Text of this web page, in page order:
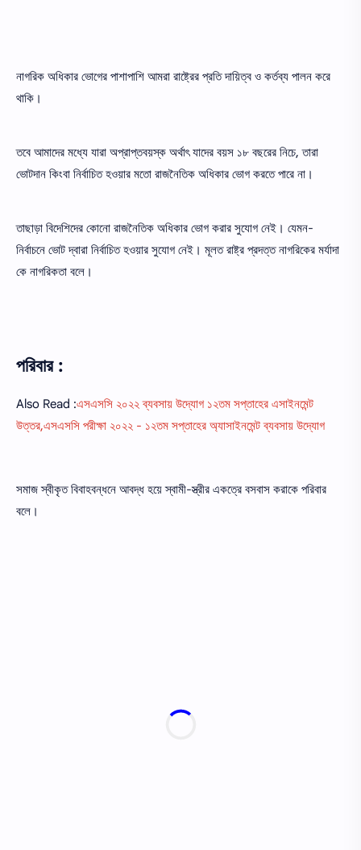
নাগরিক অধিকার ভোগের পাশাপাশি আমরা রাষ্ট্রের প্রতি দায়িত্ব ও কর্তব্য পালন করে
থাকি।
তবে আমাদের মধ্যে যারা অপ্রাপ্তবয়স্ক অর্থাৎ যাদের বয়স ১৮ বছরের নিচে, তারা
ভোটদান কিংবা নির্বাচিত হওয়ার মতো রাজনৈতিক অধিকার ভোগ করতে পারে না।
তাছাড়া বিদেশিদের কোনো রাজনৈতিক অধিকার ভোগ করার সুযোগ নেই। যেমন-
নির্বাচনে ভোট দ্বারা নির্বাচিত হওয়ার সুযোগ নেই। মূলত রাষ্ট্র প্রদত্ত নাগরিকের মর্যাদা
কে নাগরিকতা বলে।
পরিবার :
Also Read :এসএসসি ২০২২ ব্যবসায় উদ্যোগ ১২তম সপ্তাহের এসাইনমেন্ট
উত্তর,এসএসসি পরীক্ষা ২০২২ - ১২তম সপ্তাহের অ্যাসাইনমেন্ট ব্যবসায় উদ্যোগ
সমাজ স্বীকৃত বিবাহবন্ধনে আবদ্ধ হয়ে স্বামী-স্ত্রীর একত্রে বসবাস করাকে পরিবার
বলে।